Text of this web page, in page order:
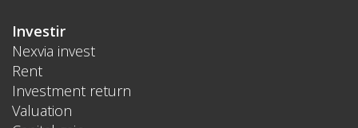
Investir
Nexvia invest
Rent
Investment return
Valuation